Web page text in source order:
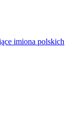
imiona polskich